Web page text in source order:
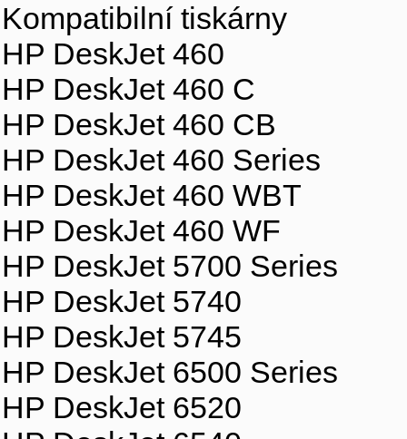
Kompatibilní tiskárny
HP DeskJet 460
HP DeskJet 460 C
HP DeskJet 460 CB
HP DeskJet 460 Series
HP DeskJet 460 WBT
HP DeskJet 460 WF
HP DeskJet 5700 Series
HP DeskJet 5740
HP DeskJet 5745
HP DeskJet 6500 Series
HP DeskJet 6520